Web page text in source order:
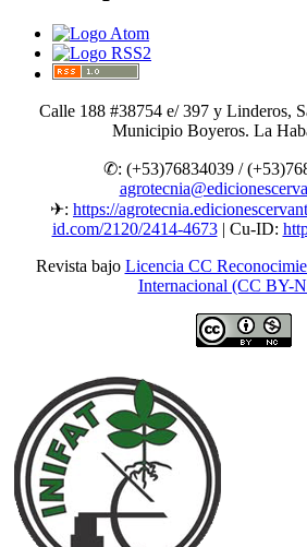
Calle 188 #38754 e/ 397 y Linderos,
Municipio Boyeros. La
✆: (+53)76834039 /
✈: https://
id.com/2120/2414-4673| Cu-ID:
Revista bajo Licencia CC
Internacional (CC BY-